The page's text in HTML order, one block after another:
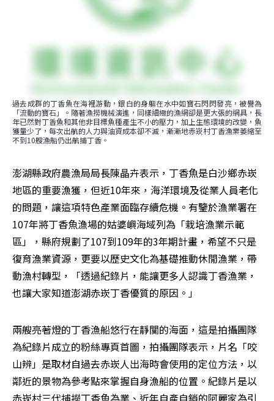
過去成群的丁香魚在海裡游動，銀白的身軀在水中如寶石閃閃發亮，被譽為
「流動的寶石」。隨著漁撈機械演進，同樣細緻的漁網卻是更大張的網具，長
年已然對丁香魚和其他非目標魚種產生不小的壓力，加上生態環境的改變，魚
獲量少了，每次出航的人力與油資成本卻不減，漸漸地赤崁村丁香漁業萎縮至
不到10艘漁船仍出航捕丁香。
澎湖縣政府農漁局局長陳晶卉表示，丁香魚是白沙鄉赤崁
地區的重要漁獲，但近10年來，海洋環境及從業人員老化
的問題，讓這項特色產業面臨存續危機。有鑒於漁業署在
107年將丁香魚漁場的姑婆嶼海域列為「栽培漁業示範
區」，縣府規劃了107到109年的3年期計畫，希望不只是
復育漁業資源，更要以歷史文化為基礎推動休閒漁業，帶
動漁村轉型，「透過紀錄片，能讓更多人認識丁香漁業，
也讓大家知道澎湖赤崁丁香優質的原因。」
兩艘亮著燈的丁香漁船悠行在靜闃的海面，這是拍攝團隊
為紀錄片成立的粉絲專頁首圖，拍攝團隊表示，片名「咬
山辨」是取材自過去赤崁人出海時會使用的定位方法，以
鄰近的景物為參考點來掌握自身漁船的位置。紀錄片是以
赤崁村三代捕撈丁香魚為業、近年自產自銷的阿麗家為引